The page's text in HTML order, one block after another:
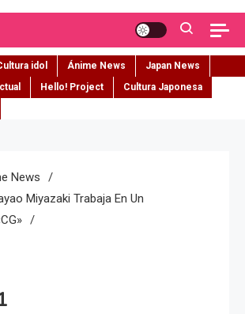
idol Ánime News
Japan News
Hello! Project
Cultura Japonesa
News
Miyazaki Trabaja En Un